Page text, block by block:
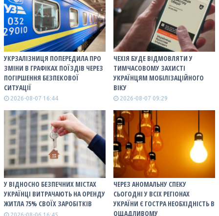
УКРЗАЛІЗНИЦЯ ПОПЕРЕДИЛА ПРО
ЗМІНИ В ГРАФІКАХ ПОЇЗДІВ ЧЕРЕЗ
ПОГІРШЕННЯ БЕЗПЕКОВОЇ
СИТУАЦІЇ
2026-08-07 16:44
ЧЕХІЯ БУДЕ ВІДМОВЛЯТИ У
ТИМЧАСОВОМУ ЗАХИСТІ
УКРАЇНЦЯМ МОБІЛІЗАЦІЙНОГО
ВІКУ
2026-08-07 09:29
У ВІДНОСНО БЕЗПЕЧНИХ МІСТАХ
УКРАЇНЦІ ВИТРАЧАЮТЬ НА ОРЕНДУ
ЖИТЛА 75% СВОЇХ ЗАРОБІТКІВ
2026-08-06 16:45
ЧЕРЕЗ АНОМАЛЬНУ СПЕКУ
СЬОГОДНІ У ВСІХ РЕГІОНАХ
УКРАЇНИ Є ГОСТРА НЕОБХІДНІСТЬ В
ОЩАДЛИВОМУ